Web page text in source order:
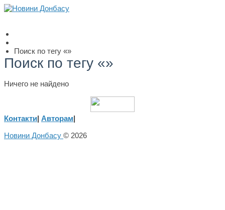
Поиск по тегу «»
Поиск по тегу «»
Ничего не найдено
Контакти| Авторам|
Новини Донбасу © 2026